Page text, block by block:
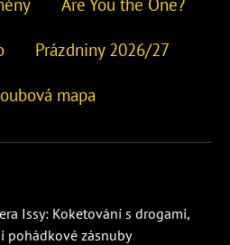
Are You the One?
Prázdniny 2026/27
mapa
Issy: Koketování s drogami,
pohádkové zásnuby